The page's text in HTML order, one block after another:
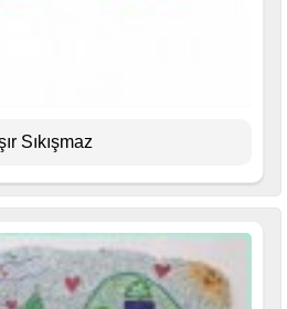
Sıkışmaz